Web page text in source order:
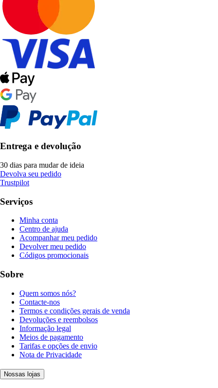
Entrega e devolução
30 dias para mudar de ideia
Devolva seu pedido
Trustpilot
Serviços
Minha conta
Centro de ajuda
Acompanhar meu pedido
Devolver meu pedido
Códigos promocionais
Sobre
Quem somos nós?
Contacte-nos
Termos e condições gerais de venda
Devoluções e reembolsos
Informação legal
Meios de pagamento
Tarifas e opções de envio
Nota de Privacidade
Nossas lojas